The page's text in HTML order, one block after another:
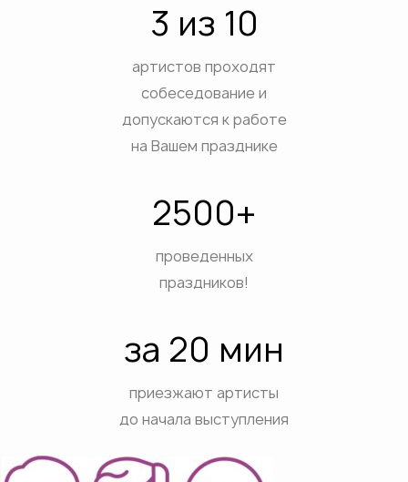
3 из 10
артистов проходят
собеседование и
допускаются к работе
на Вашем празднике
2500+
проведенных
праздников!
за 20 мин
приезжают артисты
до начала выступления